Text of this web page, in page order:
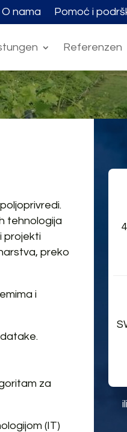
O nama Pomoć i
Referenzen
tehnologija
projekti
preko
i
za
(IT)